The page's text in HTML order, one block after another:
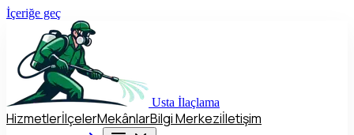
İçeriğe geç
Usta İlaçlama
HizmetlerİlçelerMekânlarBilgi Merkeziİletişim
Hizmetler İlçeler Mekânlar Bilgi Merkezi